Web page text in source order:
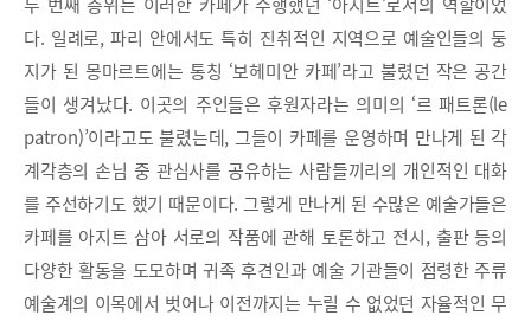
다. 일례로, 파리 안에서도 특히 진취적인 지역으로 예술인들의 둥
지가 된 몽마르트에는 통칭 ‘보헤미안 카페’라고 불렸던 작은 공간
들이 생겨났다. 이곳의 주인들은 후원자라는 의미의 ‘르 패트론(le
patron)’이라고도 불렸는데, 그들이 카페를 운영하며 만나게 된 각
계각층의 손님 중 관심사를 공유하는 사람들끼리의 개인적인 대화
를 주선하기도 했기 때문이다. 그렇게 만나게 된 수많은 예술가들은
카페를 아지트 삼아 서로의 작품에 관해 토론하고 전시, 출판 등의
다양한 활동을 도모하며 귀족 후견인과 예술 기관들이 점령한 주류
예술계의 이목에서 벗어나 이전까지는 누릴 수 없었던 자율적인 무